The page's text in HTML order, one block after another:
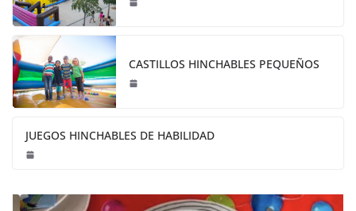
CASTILLOS HINCHABLES PEQUEÑOS
JUEGOS HINCHABLES DE HABILIDAD